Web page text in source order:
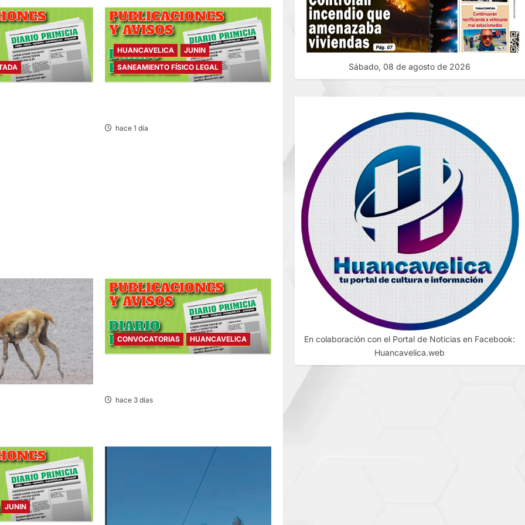
HUANCAVELICA
JUNIN
SANEAMIENTO FÍSICO LEGAL
hace 1 día
CONVOCATORIAS HUANCAVELICA
hace 3 días
JUNIN
Sábado, 08 de agosto de 2026
En colaboración con el Portal de Noticias en Facebook:
Huancavelica.web